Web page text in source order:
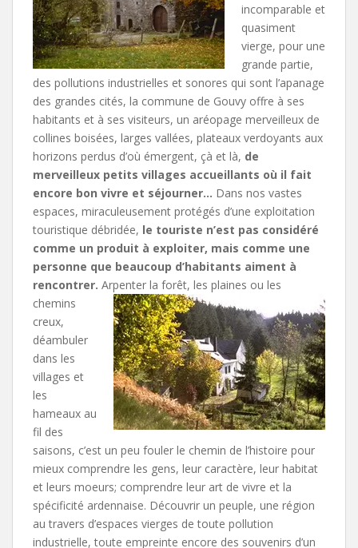
incomparable et
quasiment
vierge, pour une
grande partie,
des pollutions industrielles et sonores qui sont l’apanage
des grandes cités, la commune de Gouvy offre à ses
habitants et à ses visiteurs, un aréopage merveilleux de
collines boisées, larges vallées, plateaux verdoyants aux
horizons perdus d’où émergent, çà et là, de
merveilleux petits villages accueillants où il fait
encore bon vivre et séjourner… Dans nos vastes
espaces, miraculeusement protégés d’une exploitation
touristique débridée, le touriste n’est pas considéré
comme un produit à exploiter, mais comme une
personne que beaucoup d’habitants aiment à
rencontrer. Arpenter la forêt, les plaines ou les
chemins
creux,
déambuler
dans les
villages et
les
hameaux au
fil des
saisons, c’est un peu fouler le chemin de l’histoire pour
mieux comprendre les gens, leur caractère, leur habitat
et leurs moeurs; comprendre leur art de vivre et la
spécificité ardennaise. Découvrir un peuple, une région
au travers d’espaces vierges de toute pollution
industrielle, toute empreinte encore des souvenirs d’un